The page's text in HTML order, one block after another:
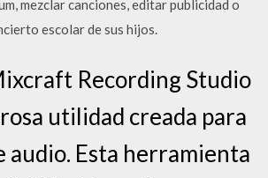
mezclar canciones, editar publicidad o
escolar de sus hijos.
Recording Studio
utilidad creada para
audio. Esta herramienta